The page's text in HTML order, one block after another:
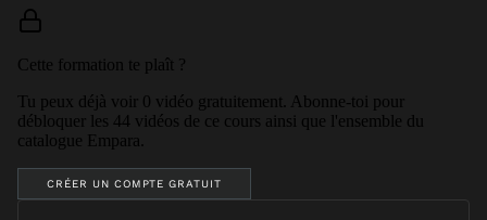
Cette formation te plaît ?
Tu peux déjà voir 0 vidéo gratuitement. Abonne-toi pour
débloquer les 44 vidéos de ce cours ainsi que l'ensemble du
catalogue Empara.
CRÉER UN COMPTE GRATUIT